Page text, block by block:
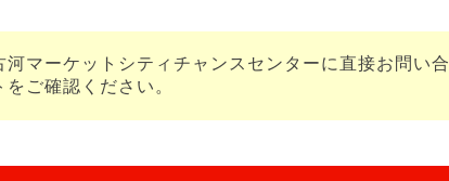
マーケットシティチャンスセンターに直接お問い合
ご確認ください。